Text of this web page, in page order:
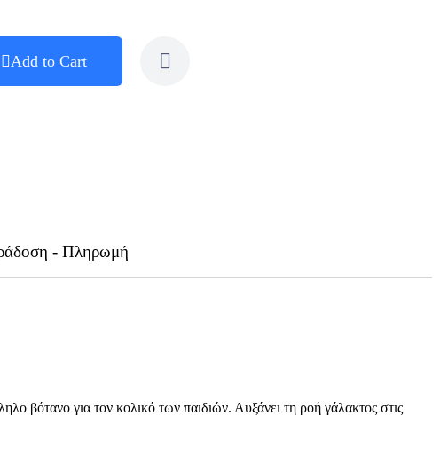
Add to Cart
- Πληρωμή
βότανο για τον κολικό των παιδιών. Αυξάνει τη ροή γάλακτος στις